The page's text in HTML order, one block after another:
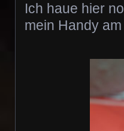
Ich haue hier
mein Handy